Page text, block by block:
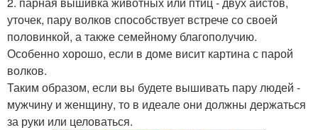
уточек, пару волков способствует встрече со своей
половинкой, а также семейному благополучию.
Особенно хорошо, если в доме висит картина с парой
волков.
Таким образом, если вы будете вышивать пару людей -
мужчину и женщину, то в идеале они должны держаться
за руки или целоваться.